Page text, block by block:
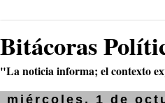
Bitácoras
"La noticia informa; el contexto
miércoles, 1 de